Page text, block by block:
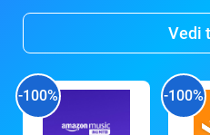
Vedi
-100% -100%